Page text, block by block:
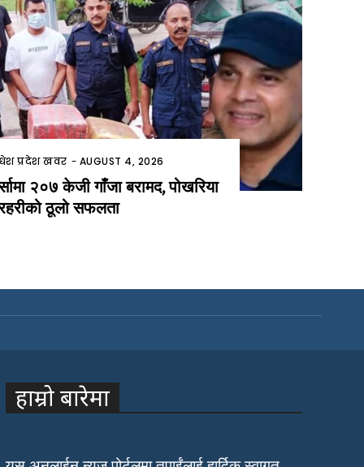
प्रदेश खवर - AUGUST 4, 2026
२०७ केजी गाँजा बरामद, पोखरिया
ठूलो सफलता
हाम्रो बारेमा